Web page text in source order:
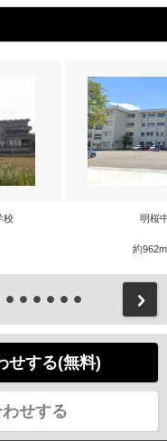
校 明桜
約
せする(無料)
せする